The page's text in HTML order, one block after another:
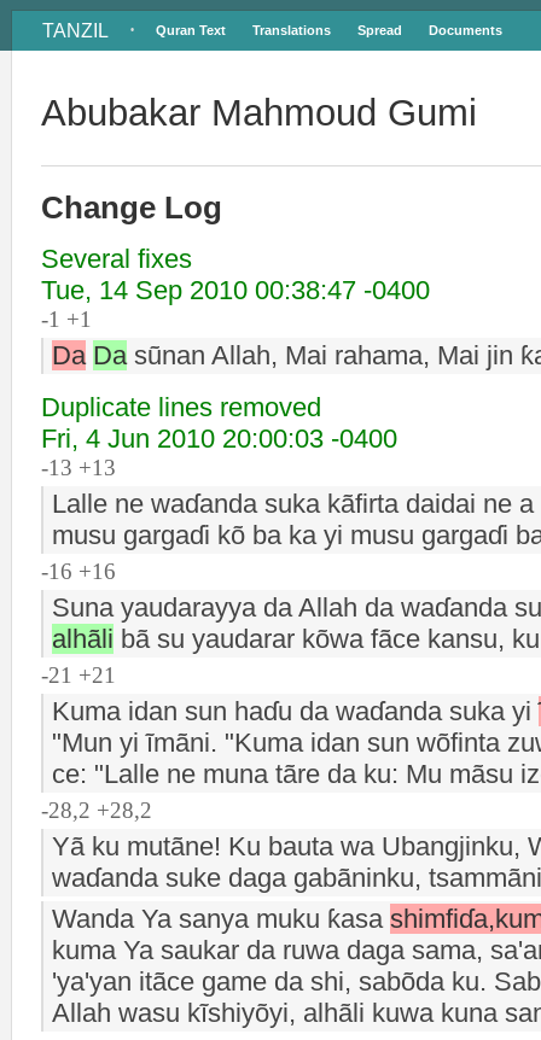
TANZIL • Quran Text Translations Spread Documents
Abubakar Mahmoud Gumi
Change Log
Several fixes
Tue, 14 Sep 2010 00:38:47 -0400
-1 +1
Da Dasũnan Allah, Mai rahama, Mai jin
Duplicate lines removed
Fri, 4 Jun 2010 20:00:03 -0400
-13 +13
Lalle ne waɗanda suka kãfirta daidai ne a
musu gargaɗi kõ ba ka yi musu gargaɗi
-16 +16
Suna yaudarayya da Allah da waɗanda
alhãli bã su yaudarar kõwa fãce kansu,
-21 +21
Kuma idan sun haɗu da waɗanda suka yi
"Mun yi ĩmãni. "Kuma idan sun wõfinta
ce: "Lalle ne muna tãre da ku: Mu mãsu
-28,2 +28,2
Yã ku mutãne! Ku bauta wa Ubangjinku,
waɗanda suke daga gabãninku,
Wanda Ya sanya muku ƙasa
kuma Ya saukar da ruwa daga sama,
'ya'yan itãce game da shi, sabõda ku.
Allah wasu kĩshiyõyi, alhãli kuwa kuna